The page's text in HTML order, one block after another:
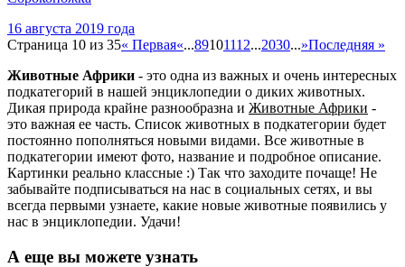
16 августа 2019 года
Страница 10 из 35« Первая«...89101112...2030...»Последняя »
Животные Африки - это одна из важных и очень интересных
подкатегорий в нашей энциклопедии о диких животных.
Дикая природа крайне разнообразна и Животные Африки -
это важная ее часть. Список животных в подкатегории будет
постоянно пополняться новыми видами. Все животные в
подкатегории имеют фото, название и подробное описание.
Картинки реально классные :) Так что заходите почаще! Не
забывайте подписываться на нас в социальных сетях, и вы
всегда первыми узнаете, какие новые животные появились у
нас в энциклопедии. Удачи!
А еще вы можете узнать